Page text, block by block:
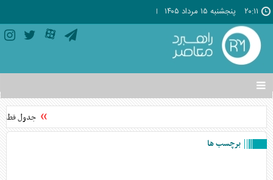
۲۰:۱۱ پنجشنبه ۱۵ مرداد ۱۴۰۵
تغییر
وضعیت
منوی
ها
جدول قطعی برق
برچسب ها